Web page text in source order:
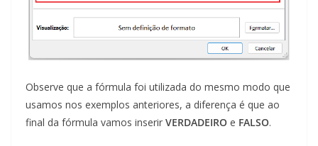
Observe que a fórmula foi utilizada do mesmo modo que
usamos nos exemplos anteriores, a diferença é que ao
final da fórmula vamos inserir VERDADEIRO e FALSO.